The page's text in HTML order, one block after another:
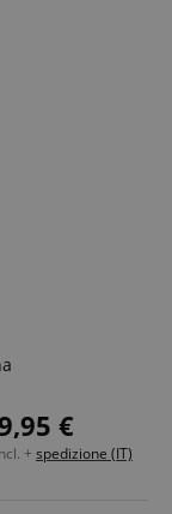
€
+ spedizione (IT)